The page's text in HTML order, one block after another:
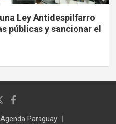
Ley Antidespilfarro
públicas y sancionar el
Agenda Paraguay